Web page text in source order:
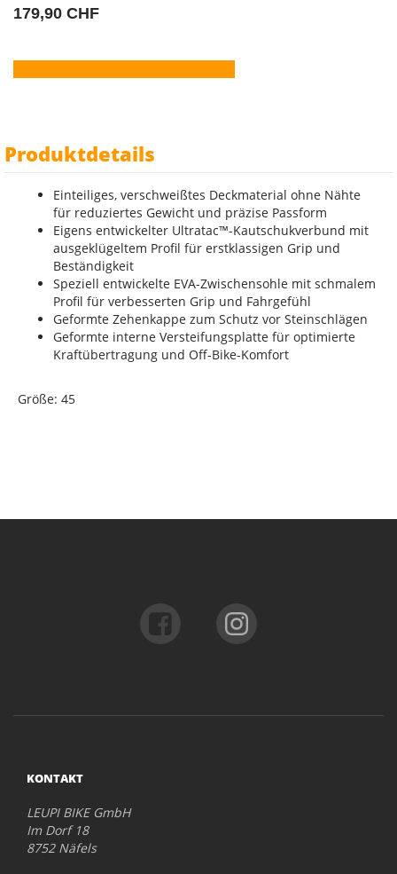
179,90 CHF
Produktdetails
Einteiliges, verschweißtes Deckmaterial ohne Nähte
für reduziertes Gewicht und präzise Passform
Eigens entwickelter Ultratac™-Kautschukverbund mit
ausgeklügeltem Profil für erstklassigen Grip und
Beständigkeit
Speziell entwickelte EVA-Zwischensohle mit schmalem
Profil für verbesserten Grip und Fahrgefühl
Geformte Zehenkappe zum Schutz vor Steinschlägen
Geformte interne Versteifungsplatte für optimierte
Kraftübertragung und Off-Bike-Komfort
Größe: 45
KONTAKT
LEUPI BIKE GmbH
Im Dorf 18
8752 Näfels